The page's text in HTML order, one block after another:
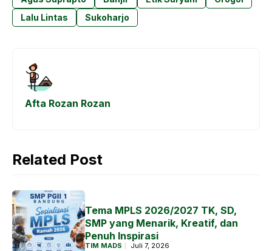
e
o
t
p
p
s
e
r
g
Lalu Lintas
Sukoharjo
Afta Rozan Rozan
Related Post
Tema MPLS 2026/2027 TK, SD,
SMP yang Menarik, Kreatif, dan
Penuh Inspirasi
TIM MADS Juli 7, 2026